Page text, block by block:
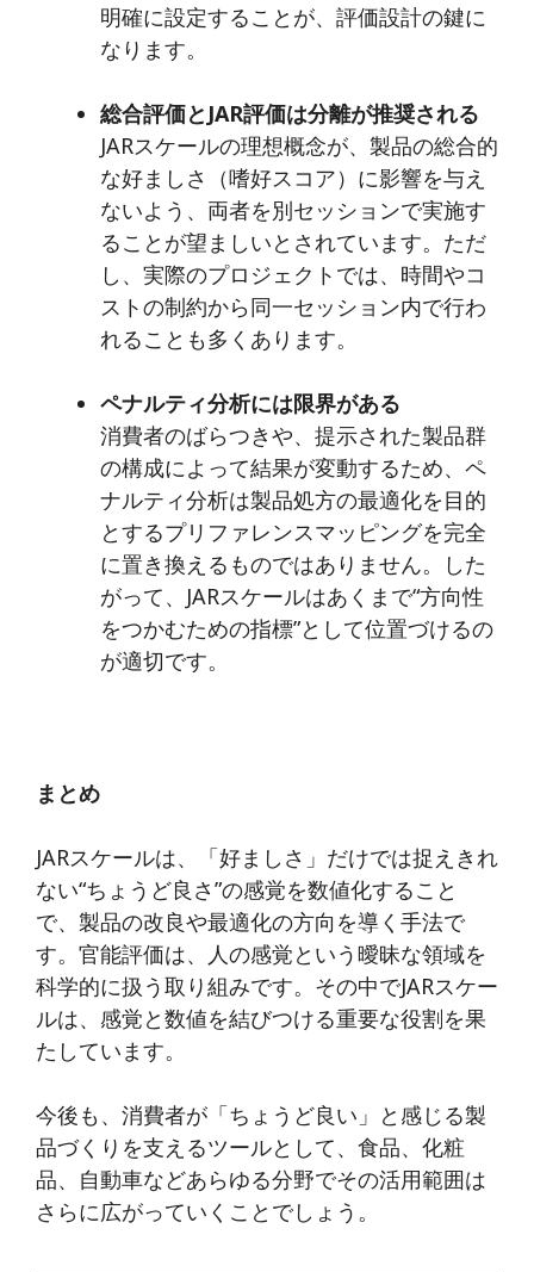
明確に設定することが、評価設計の鍵に
なります。
総合評価とJAR評価は分離が推奨される
JARスケールの理想概念が、製品の総合的
な好ましさ（嗜好スコア）に影響を与え
ないよう、両者を別セッションで実施す
ることが望ましいとされています。ただ
し、実際のプロジェクトでは、時間やコ
ストの制約から同一セッション内で行わ
れることも多くあります。
ペナルティ分析には限界がある
消費者のばらつきや、提示された製品群
の構成によって結果が変動するため、ペ
ナルティ分析は製品処方の最適化を目的
とするプリファレンスマッピングを完全
に置き換えるものではありません。した
がって、JARスケールはあくまで“方向性
をつかむための指標”として位置づけるの
が適切です。
まとめ
JARスケールは、「好ましさ」だけでは捉えきれ
ない“ちょうど良さ”の感覚を数値化すること
で、製品の改良や最適化の方向を導く手法で
す。官能評価は、人の感覚という曖昧な領域を
科学的に扱う取り組みです。その中でJARスケー
ルは、感覚と数値を結びつける重要な役割を果
たしています。
今後も、消費者が「ちょうど良い」と感じる製
品づくりを支えるツールとして、食品、化粧
品、自動車などあらゆる分野でその活用範囲は
さらに広がっていくことでしょう。